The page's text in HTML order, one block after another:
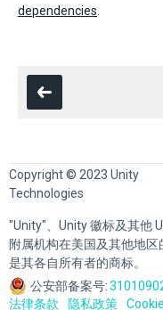
dependencies
Copyright © 2023 Unity
Technologies
"Unity"、Unity 徽标及其他
附属机构在美国及其他地
是其各自所有者的商标。
公安部备案号:
法律条款
隐私政策